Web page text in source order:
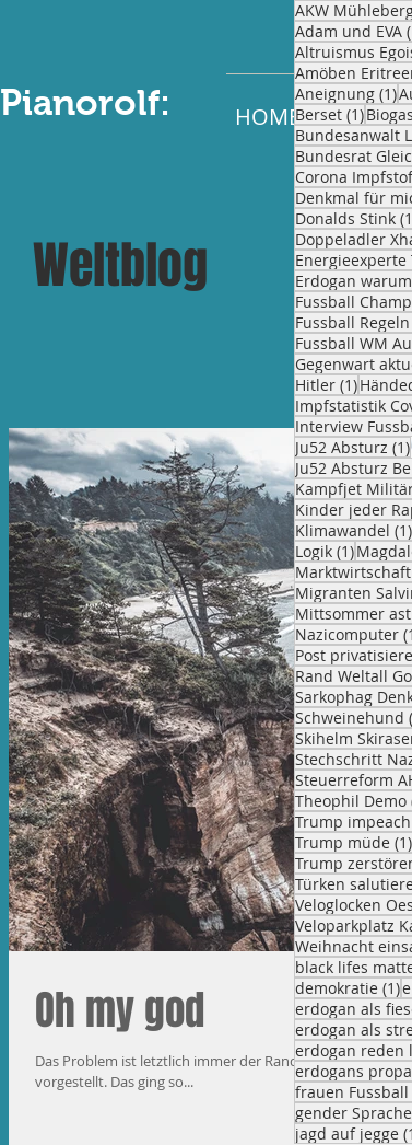
Pianorolf: HOME BLOG
Weltblog
Oh my god
Das Problem ist letztlich immer der Rand. Im
vorgestellt. Das ging so...
AKW
Adam und EVA
Altruismus
Amöben
Aneignung (1)1
Berset (1)1Biogas
Bundesanwalt
Bundesrat
Corona
Denkmal für
Donalds Stink
Doppeladler
Erdogan warum
Fussball
Fussball
Fussball WM
Gegenwart
Hitler (1)1
Impfstatistik
Interview
Ju52 Absturz (1)
Ju52 Absturz
Kampfjet
Kinder jeder
Klimawandel (1)
Logik (1)1
Migranten
Nazicomputer
Post
Rand Weltall
Sarkophag
Schweinehund
Skihelm
Stechschritt
Steuerreform
Theophil Demo
Trump
Trump müde (1)
Trump
Türken
Veloglocken
Veloparkplatz
Weihnacht
black lifes
demokratie (1)1
erdogan als
erdogan als
erdogan reden
erdogans
frauen Fussball
gender Sprache
jagd auf jegge